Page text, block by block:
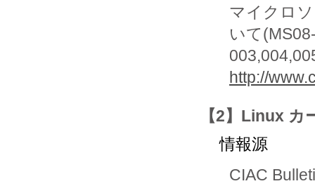
マイクロ
いて
http://
【2】Linux
情報源
CIAC